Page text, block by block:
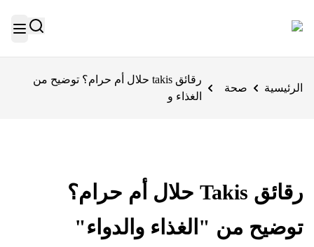
الرئيسية صحة
رقائق takis حلال أم حرام؟ توضيح من
الغذاء و
رقائق Takis حلال أم حرام؟
توضيح من "الغذاء والدواء"